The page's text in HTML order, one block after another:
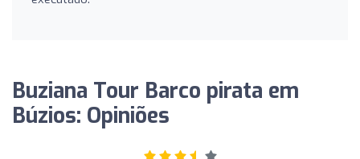
Buziana Tour Barco pirata em
Búzios: Opiniões